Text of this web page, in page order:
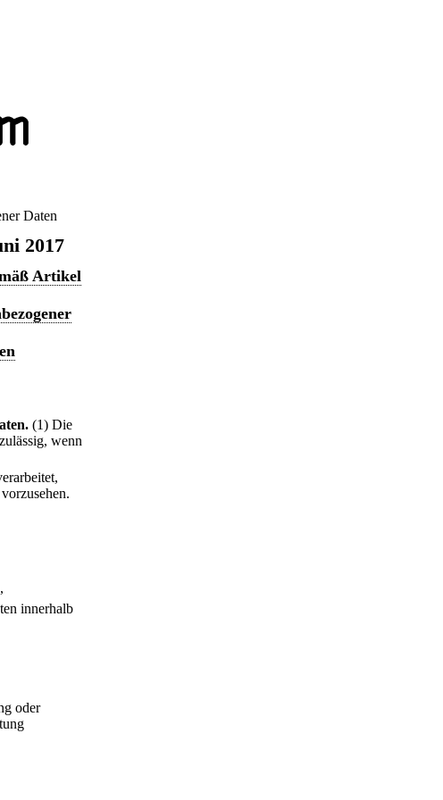
Daten
2017
Artikel
(1) Die
wenn
innerhalb
oder